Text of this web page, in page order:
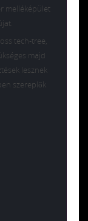
melléképület
tech-tree,
majd
lesznek
szereplők